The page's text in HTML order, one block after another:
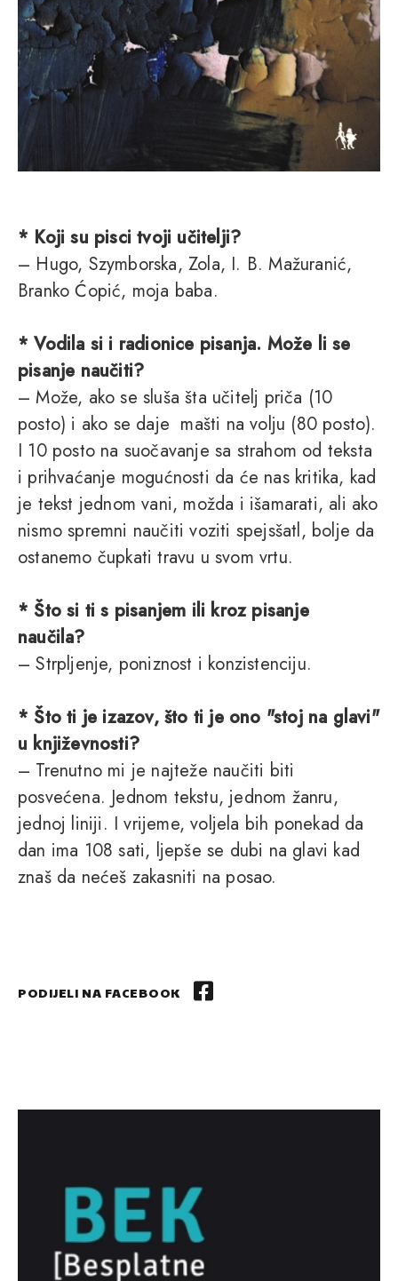
* Koji su pisci tvoji učitelji?
– Hugo, Szymborska, Zola, I. B. Mažuranić,
Branko Ćopić, moja baba.
* Vodila si i radionice pisanja. Može li se
pisanje naučiti?
– Može, ako se sluša šta učitelj priča (10
posto) i ako se daje mašti na volju (80 posto).
I 10 posto na suočavanje sa strahom od teksta
i prihvaćanje mogućnosti da će nas kritika, kad
je tekst jednom vani, možda i išamarati, ali ako
nismo spremni naučiti voziti spejsšatl, bolje da
ostanemo čupkati travu u svom vrtu.
* Što si ti s pisanjem ili kroz pisanje
naučila?
– Strpljenje, poniznost i konzistenciju.
* Što ti je izazov, što ti je ono "stoj na glavi"
u književnosti?
– Trenutno mi je najteže naučiti biti
posvećena. Jednom tekstu, jednom žanru,
jednoj liniji. I vrijeme, voljela bih ponekad da
dan ima 108 sati, ljepše se dubi na glavi kad
znaš da nećeš zakasniti na posao.
PODIJELI NA FACEBOOK